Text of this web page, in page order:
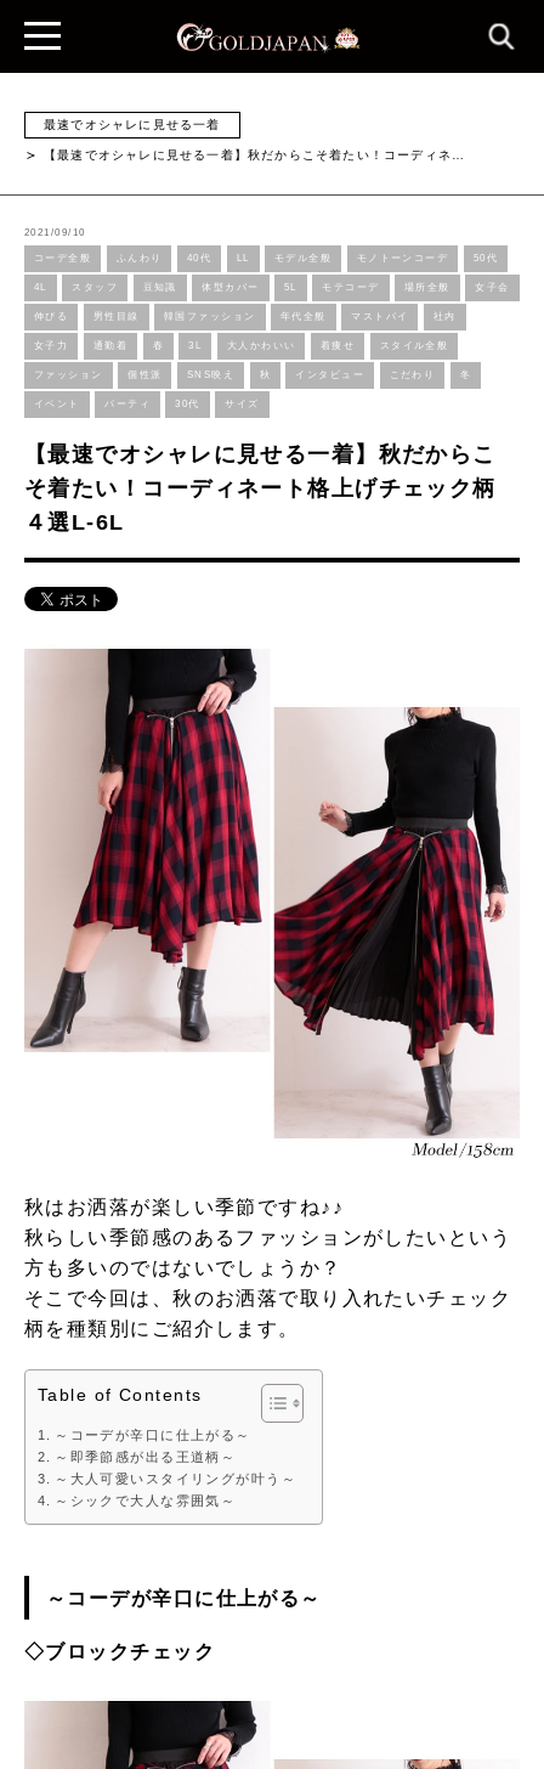
最速でオシャレに見せる一着
【最速でオシャレに見せる一着】秋だからこそ着たい！コーディネ…
2021/09/10
コーデ全般 ふんわり 40代 LL モデル全般 モノトーンコーデ 50代
4L スタッフ 豆知識 体型カバー 5L モテコーデ 場所全般 女子会
伸びる 男性目線 韓国ファッション 年代全般 マストバイ 社内
女子力 通勤着 春 3L 大人かわいい 着痩せ スタイル全般
ファッション 個性派 SNS映え 秋 インタビュー こだわり 冬
イベント パーティ 30代 サイズ
【最速でオシャレに見せる一着】秋だからこ
そ着たい！コーディネート格上げチェック柄
４選L-6L
秋はお洒落が楽しい季節ですね♪♪
秋らしい季節感のあるファッションがしたいという
方も多いのではないでしょうか？
そこで今回は、秋のお洒落で取り入れたいチェック
柄を種類別にご紹介します。
Table of Contents
～コーデが辛口に仕上がる～
～即季節感が出る王道柄～
～大人可愛いスタイリングが叶う～
～シックで大人な雰囲気～
～コーデが辛口に仕上がる～
◇ブロックチェック